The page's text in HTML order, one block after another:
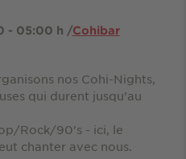
- 05:00 h /Cohibar
nos Cohi-Nights,
qui durent jusqu'au
Rock/90's - ici, le
chanter avec nous.